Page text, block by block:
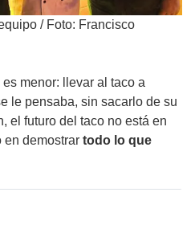
/ Foto: Francisco
menor: llevar al taco a
le pensaba, sin sacarlo de su
el futuro del taco no está en
en demostrar todo lo que